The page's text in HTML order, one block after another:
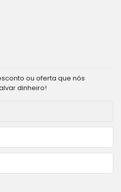
ou oferta que nós
dinheiro!